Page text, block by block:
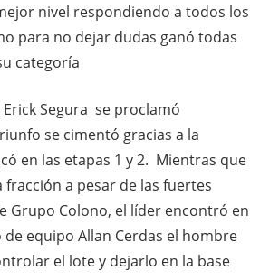
nivel respondiendo a todos los
para no dejar dudas ganó todas
categoría
Erick Segura se proclamó
se cimentó gracias a la
en las etapas 1 y 2. Mientras que
fracción a pesar de las fuertes
Grupo Colono, el líder encontró en
equipo Allan Cerdas el hombre
el lote y dejarlo en la base